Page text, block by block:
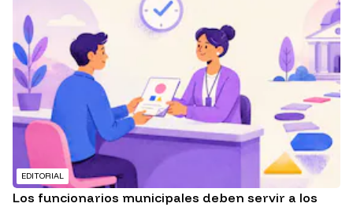
EDITORIAL
Los funcionarios municipales deben servir a los